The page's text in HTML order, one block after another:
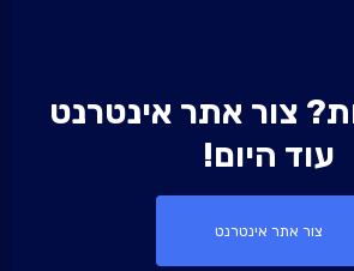
צור אתר אינטרנט
עוד היום!
צור אתר אינטרנט